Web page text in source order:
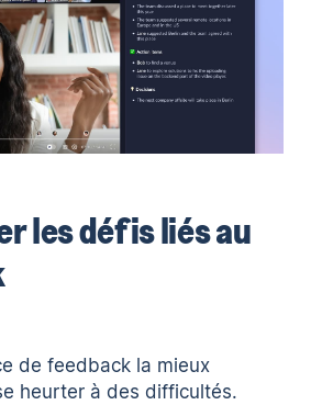
les défis liés au
de feedback la mieux
heurter à des difficultés.